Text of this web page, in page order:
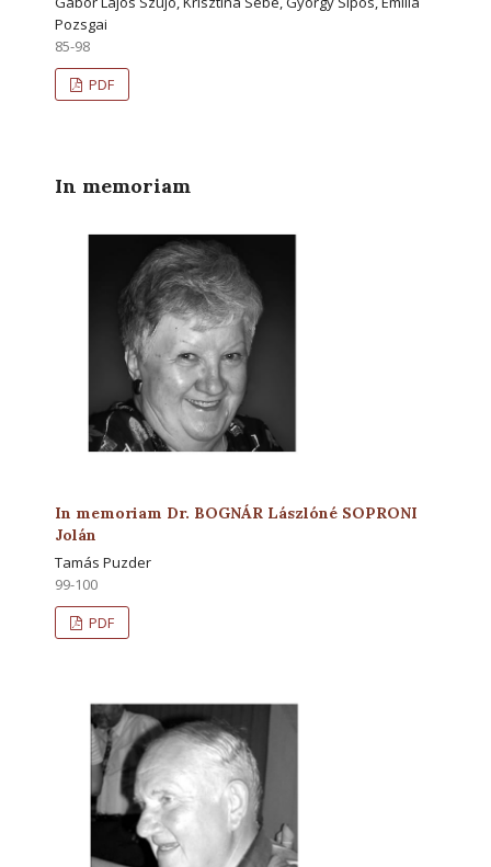
Pozsgai
85-98
PDF
In memoriam
In memoriam Dr. BOGNÁR Lászlóné SOPRONI
Jolán
Tamás Puzder
99-100
PDF